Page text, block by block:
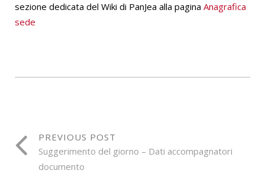
sezione dedicata del Wiki di PanJea alla pagina Anagrafica
sede
PREVIOUS POST
Suggerimento del giorno – Dati accompagnatori
documento